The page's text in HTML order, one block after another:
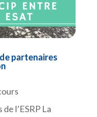
partenaires
l’ESRP La